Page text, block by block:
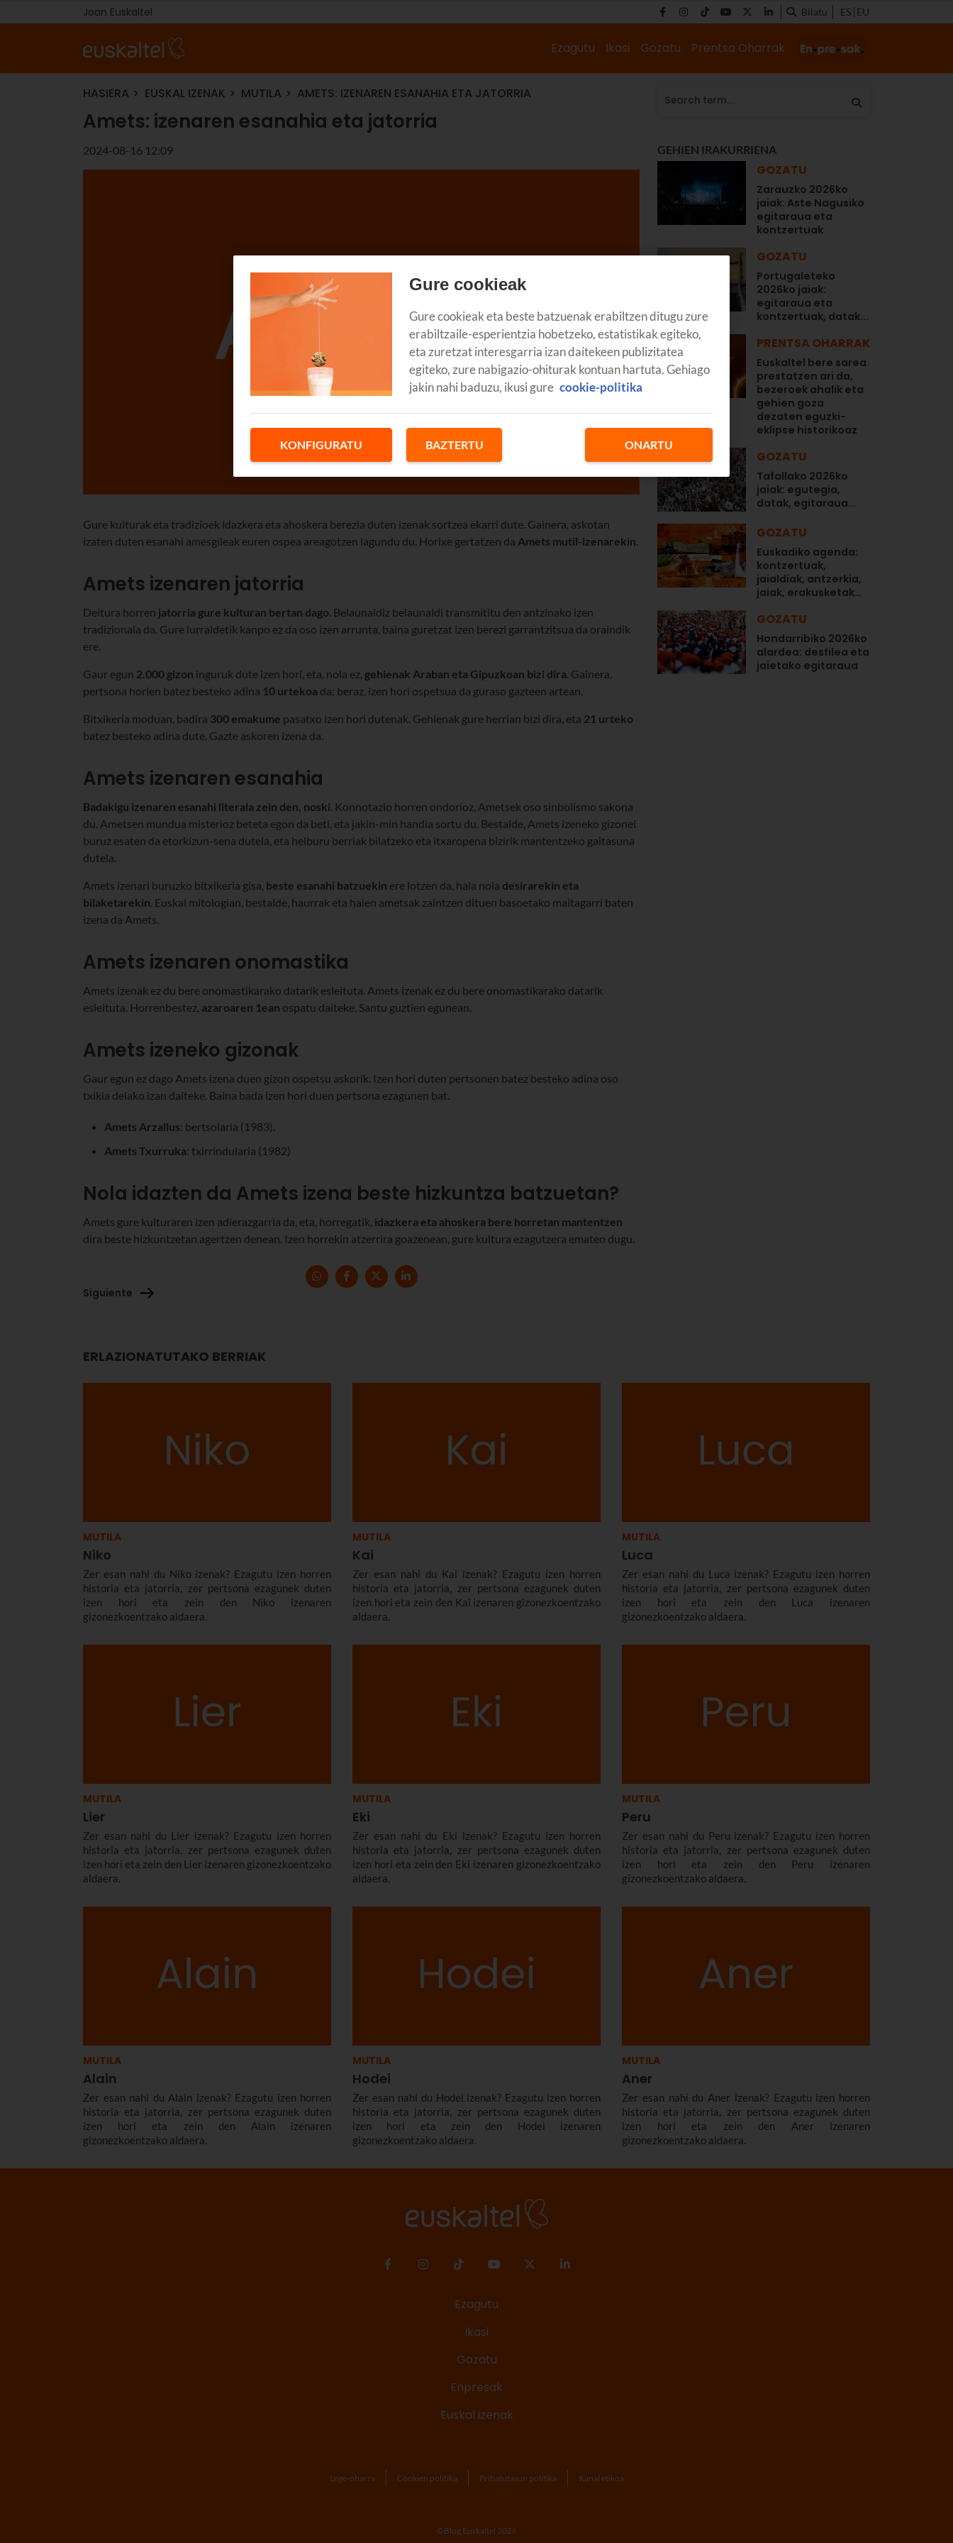
Joan Euskaltel Bilatu ES EU
Ezagutu Ikasi Gozatu Prentsa Oharrak
HASIERA EUSKAL IZENAK MUTILA AMETS: IZENAREN ESANAHIA ETA JATORRIA
Amets: izenaren esanahia eta jatorria
2024-08-16 12:09
Gure kulturak eta tradizioek idazkera eta ahoskera berezia duten izenak sortzea ekarri dute. Gainera, askotan
izaten duten esanahi amesgileak euren ospea areagotzen lagundu du. Horixe gertatzen da Amets mutil-izenarekin.
Amets izenaren jatorria
Deitura horren jatorria gure kulturan bertan dago. Belaunaldiz belaunaldi transmititu den antzinako izen
tradizionala da. Gure lurraldetik kanpo ez da oso izen arrunta, baina guretzat izen berezi garrantzitsua da oraindik
ere.
Gaur egun 2.000 gizon inguruk dute izen hori, eta, nola ez, gehienak Araban eta Gipuzkoan bizi dira. Gainera,
pertsona horien batez besteko adina 10 urtekoa da; beraz, izen hori ospetsua da guraso gazteen artean.
Bitxikeria moduan, badira 300 emakume pasatxo izen hori dutenak. Gehienak gure herrian bizi dira, eta 21 urteko
batez besteko adina dute. Gazte askoren izena da.
Amets izenaren esanahia
Badakigu izenaren esanahi literala zein den, noski. Konnotazio horren ondorioz, Ametsek oso sinbolismo sakona
du. Ametsen mundua misterioz beteta egon da beti, eta jakin-min handia sortu du. Bestalde, Amets izeneko gizonei
buruz esaten da etorkizun-sena dutela, eta helburu berriak bilatzeko eta itxaropena bizirik mantentzeko gaitasuna
dutela.
Amets izenari buruzko bitxikeria gisa, beste esanahi batzuekin ere lotzen da, hala nola desirarekin eta
bilaketarekin. Euskal mitologian, bestalde, haurrak eta haien ametsak zaintzen dituen basoetako maitagarri baten
izena da Amets.
Amets izenaren onomastika
Amets izenak ez du bere onomastikarako datarik esleituta. Amets izenak ez du bere onomastikarako datarik
esleituta. Horrenbestez, azaroaren 1ean ospatu daiteke, Santu guztien egunean.
Amets izeneko gizonak
Gaur egun ez dago Amets izena duen gizon ospetsu askorik. Izen hori duten pertsonen batez besteko adina oso
txikia delako izan daiteke. Baina bada izen hori duen pertsona ezagunen bat.
Amets Arzallus: bertsolaria (1983).
Amets Txurruka: txirrindularia (1982)
Nola idazten da Amets izena beste hizkuntza batzuetan?
Amets gure kulturaren izen adierazgarria da, eta, horregatik, idazkera eta ahoskera bere horretan mantentzen
dira beste hizkuntzetan agertzen denean. Izen horrekin atzerrira goazenean, gure kultura ezagutzera ematen dugu.
Siguiente
GEHIEN IRAKURRIENA
GOZATU
Zarauzko 2026ko
jaiak: Aste Nagusiko
egitaraua eta
kontzertuak
GOZATU
Portugaleteko
2026ko jaiak:
egitaraua eta
kontzertuak, datak...
PRENTSA OHARRAK
Euskaltel bere sarea
prestatzen ari da,
bezeroek ahalik eta
gehien goza
dezaten eguzki-
eklipse historikoaz
GOZATU
Tafallako 2026ko
jaiak: egutegia,
datak, egitaraua...
GOZATU
Euskadiko agenda:
kontzertuak,
jaialdiak, antzerkia,
jaiak, erakusketak…
GOZATU
Hondarribiko 2026ko
alardea: desfilea eta
jaietako egitaraua
ERLAZIONATUTAKO BERRIAK
MUTILA
Niko
Zer esan nahi du Niko izenak? Ezagutu izen horren
historia eta jatorria, zer pertsona ezagunek duten
izen hori eta zein den Niko izenaren
gizonezkoentzako aldaera.
MUTILA
Kai
Zer esan nahi du Kai izenak? Ezagutu izen horren
historia eta jatorria, zer pertsona ezagunek duten
izen hori eta zein den Kai izenaren gizonezkoentzako
aldaera.
MUTILA
Luca
Zer esan nahi du Luca izenak? Ezagutu izen horren
historia eta jatorria, zer pertsona ezagunek duten
izen hori eta zein den Luca izenaren
gizonezkoentzako aldaera.
MUTILA
Lier
Zer esan nahi du Lier izenak? Ezagutu izen horren
historia eta jatorria, zer pertsona ezagunek duten
izen hori eta zein den Lier izenaren gizonezkoentzako
aldaera.
MUTILA
Eki
Zer esan nahi du Eki izenak? Ezagutu izen horren
historia eta jatorria, zer pertsona ezagunek duten
izen hori eta zein den Eki izenaren gizonezkoentzako
aldaera.
MUTILA
Peru
Zer esan nahi du Peru izenak? Ezagutu izen horren
historia eta jatorria, zer pertsona ezagunek duten
izen hori eta zein den Peru izenaren
gizonezkoentzako aldaera.
MUTILA
Alain
Zer esan nahi du Alain izenak? Ezagutu izen horren
historia eta jatorria, zer pertsona ezagunek duten
izen hori eta zein den Alain izenaren
gizonezkoentzako aldaera.
MUTILA
Hodei
Zer esan nahi du Hodei izenak? Ezagutu izen horren
historia eta jatorria, zer pertsona ezagunek duten
izen hori eta zein den Hodei izenaren
gizonezkoentzako aldaera.
MUTILA
Aner
Zer esan nahi du Aner izenak? Ezagutu izen horren
historia eta jatorria, zer pertsona ezagunek duten
izen hori eta zein den Aner izenaren
gizonezkoentzako aldaera.
Ezagutu
Ikasi
Gozatu
Enpresak
Euskal izenak
Lege-oharra Cookien politika Pribatutasun politika Kanal etikoa
©Blog Euskaltel 2026
Gure cookieak
Gure cookieak eta beste batzuenak erabiltzen ditugu zure
erabiltzaile-esperientzia hobetzeko, estatistikak egiteko,
eta zuretzat interesgarria izan daitekeen publizitatea
egiteko, zure nabigazio-ohiturak kontuan hartuta. Gehiago
jakin nahi baduzu, ikusi gure cookie-politika
KONFIGURATU BAZTERTU ONARTU